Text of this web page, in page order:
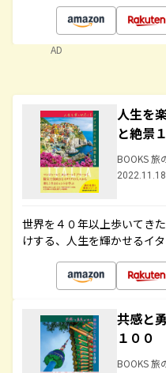
AD
人生を
と絶景
BOOKS 旅
世界を４０年以上歩いてき
けする、人生を輝かせるイ
共感と
１００
BOOKS 旅